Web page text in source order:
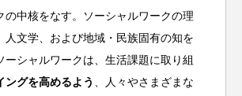
の中核をなす。ソーシャルワークの理
人文学、および地域・民族固有の知を
ーシャルワークは、生活課題に取り組
ングを高めるよう
、人々やさまざまな